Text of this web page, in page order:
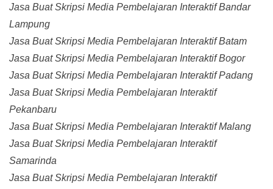
Jasa Buat Skripsi Media Pembelajaran Interaktif Bandar
Lampung
Jasa Buat Skripsi Media Pembelajaran Interaktif Batam
Jasa Buat Skripsi Media Pembelajaran Interaktif Bogor
Jasa Buat Skripsi Media Pembelajaran Interaktif Padang
Jasa Buat Skripsi Media Pembelajaran Interaktif
Pekanbaru
Jasa Buat Skripsi Media Pembelajaran Interaktif Malang
Jasa Buat Skripsi Media Pembelajaran Interaktif
Samarinda
Jasa Buat Skripsi Media Pembelajaran Interaktif